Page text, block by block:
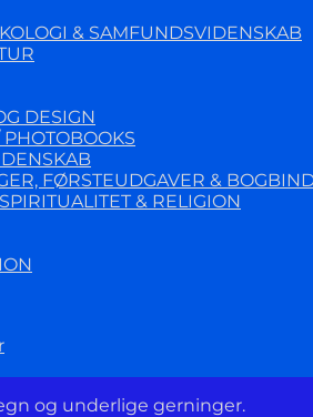
& SAMFUNDSVIDENSKAB
DESIGN
FØRSTEUDGAVER &
& RELIGION
og underlige gerninger.